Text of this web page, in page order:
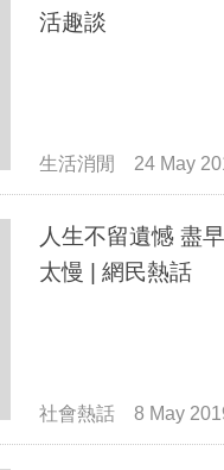
活趣談
生活消閒 24 May
人生不留遺憾 盡
太慢 | 網民熱話
社會熱話 8 May